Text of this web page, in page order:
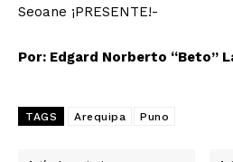
Seoane ¡PRESENTE!-
Por: Edgard Norberto “Beto”
TAGS Arequipa Puno